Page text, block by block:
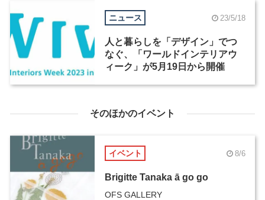
ニュース 23/5/18
人と暮らしを「デザイン」でつ
なぐ、「ワールドインテリアウ
ィーク」が5月19日から開催
そのほかのイベント
イベント 8/6
Brigitte Tanaka ā go go
OFS GALLERY